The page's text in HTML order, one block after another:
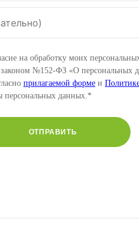
на обработку моих
законом №152-ФЗ «О персональных
прилагаемой форме и
персональных данных.*
ОТПРАВИТЬ